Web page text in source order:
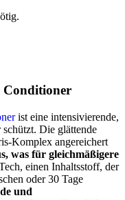
Conditioner
ist eine intensivierende,
Die glättende
Komplex angereichert
was für gleichmäßigere
einen Inhaltsstoff, der
oder 30 Tage
und